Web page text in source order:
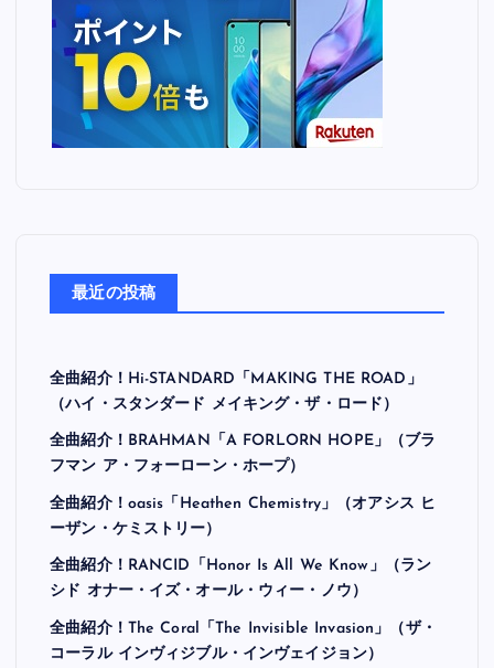
最近の投稿
全曲紹介！Hi-STANDARD「MAKING THE ROAD」
（ハイ・スタンダード メイキング・ザ・ロード）
全曲紹介！BRAHMAN「A FORLORN HOPE」（ブラ
フマン ア・フォーローン・ホープ）
全曲紹介！oasis「Heathen Chemistry」（オアシス ヒ
ーザン・ケミストリー）
全曲紹介！RANCID「Honor Is All We Know」（ラン
シド オナー・イズ・オール・ウィー・ノウ）
全曲紹介！The Coral「The Invisible Invasion」（ザ・
コーラル インヴィジブル・インヴェイジョン）